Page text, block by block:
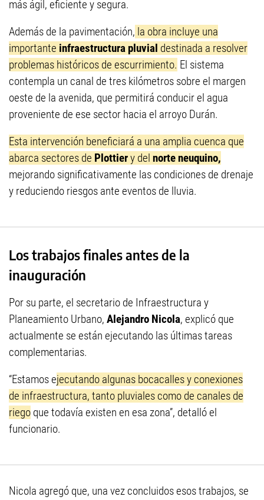
más ágil, eficiente y segura.
Además de la pavimentación, la obra incluye una
importante infraestructura pluvial destinada a resolver
problemas históricos de escurrimiento. El sistema
contempla un canal de tres kilómetros sobre el margen
oeste de la avenida, que permitirá conducir el agua
proveniente de ese sector hacia el arroyo Durán.
Esta intervención beneficiará a una amplia cuenca que
abarca sectores de Plottiery del norte neuquino,
mejorando significativamente las condiciones de drenaje
y reduciendo riesgos ante eventos de lluvia.
Los trabajos finales antes de la
inauguración
Por su parte, el secretario de Infraestructura y
Planeamiento Urbano, Alejandro Nicola, explicó que
actualmente se están ejecutando las últimas tareas
complementarias.
“Estamos ejecutando algunas bocacalles y conexiones
de infraestructura, tanto pluviales como de canales de
riego que todavía existen en esa zona”, detalló el
funcionario.
Nicola agregó que, una vez concluidos esos trabajos, se